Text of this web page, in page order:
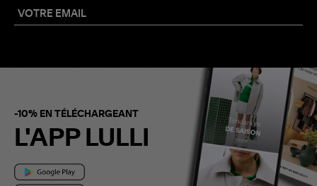
-10% EN TÉLÉCHARGEANT
L'APP LULLI